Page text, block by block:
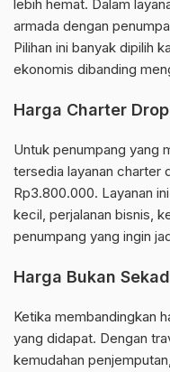
lebih hemat. Dalam
armada dengan
Pilihan ini banyak dipilih
ekonomis dibanding
Harga Charter
Untuk penumpang yang
tersedia layanan charter
Rp3.800.000. Layanan
kecil, perjalanan bisnis,
penumpang yang ingin
Harga Bukan
Ketika membandingkan
yang didapat. Dengan
kemudahan